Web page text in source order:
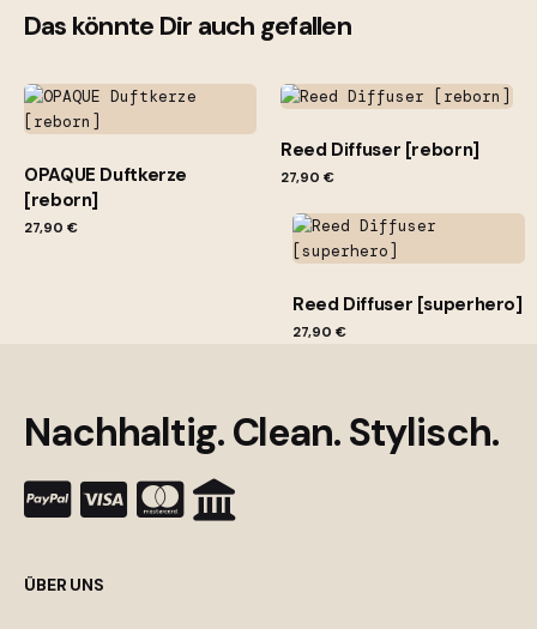
Duftprofil frisch, blumig, zitrusartig
ACHTUNG!
Nur eingeloggte Kunden, die dieses Produkt gekauft
Das könnte Dir auch gefallen
OPAQUE Duftkerze
[reborn]
27,90 €
Reed Diffuser [reborn]
27,90 €
Reed Diffuser [superhero]
27,90 €
Nachhaltig. Clean. Stylisch.
ÜBER UNS